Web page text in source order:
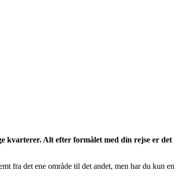
kvarterer. Alt efter formålet med din rejse er det
fra det ene område til det andet, men har du kun en